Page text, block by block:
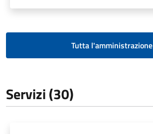
Tutta l'amministrazione
Servizi (30)